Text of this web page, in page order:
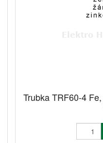
Trubka TRF60-4